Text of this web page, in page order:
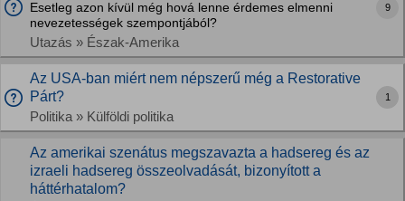
Esetleg azon kívül még hová lenne érdemes elmenni
nevezetességek szempontjából?
Utazás » Észak-Amerika
9
Az USA-ban miért nem népszerű még a Restorative
Párt?
Politika » Külföldi politika
1
Az amerikai szenátus megszavazta a hadsereg és az
izraeli hadsereg összeolvadását, bizonyított a
háttérhatalom?